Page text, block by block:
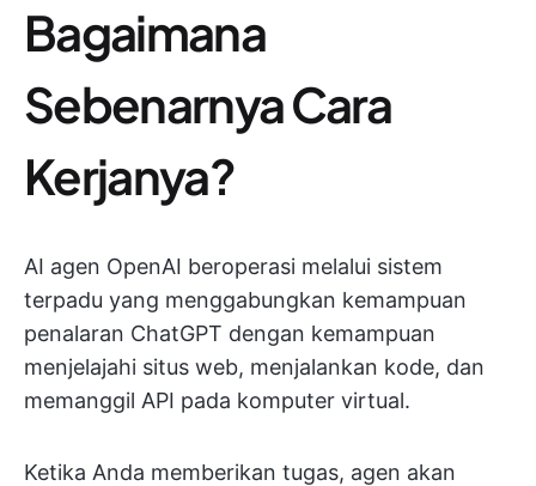
Bagaimana
Sebenarnya Cara
Kerjanya?
AI agen OpenAI beroperasi melalui sistem
terpadu yang menggabungkan kemampuan
penalaran ChatGPT dengan kemampuan
menjelajahi situs web, menjalankan kode, dan
memanggil API pada komputer virtual.
Ketika Anda memberikan tugas, agen akan